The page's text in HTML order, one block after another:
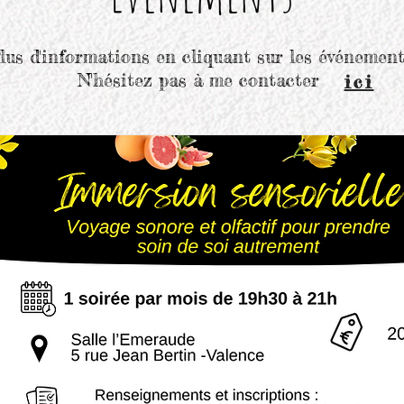
d'informations en cliquant sur les
N'hésitez pas à me contacter
ici